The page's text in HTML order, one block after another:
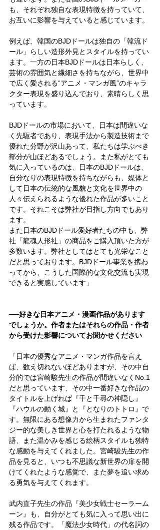
も、それぞれ独自な表現特徴を持っていて、
お互いに影響を与えていると感じています。
例えば、韓国のBJDドールは独自の「韓流ド
ール」らしい造形外見とスタイルを持ってい
ます。一方の日本BJDドールは日本らしく、
芸術の雰囲気と繊細さを持ちながら、世界中
で広く愛される“アニメ・マンガ風”のキャラ
クター表現を盛り込んでおり、素晴らしく思
っています。
BJDドールの市場において、日本は間違いな
く先駆者であり、表現手法から製造技術まで
優れた分野が沢山あって、私たちは学ぶべき
部分が山ほどあるでしょう。また私がとても
気に入っているのは、日本のBJDドールは、
自分なりの表現特徴を持ちながらも、媒体と
して日本の伝統的な風貌と文化を世界中の
人々伝えられるような優れた作品が多いこと
です。それこそは弊社が目指し方向でもあり
ます。
また日本のBJDドール愛好者たちの中も、弊
社「龍魂人形社」の商品をご購入頂いた方が
多数います。弊社としてはとても光栄なこと
だと思っております。BJDドール事業を携わ
ってから、こうした国際的な文化交流も実現
できると実感しています」
──好きな日本アニメ・漫画作品があります
でしょうか。作者またはそれらの作品・作者
から受けた影響についてお聞かせください
「日本の優秀なアニメ・マンガ作品を言え
ば、数え切れないほどありますが、その中自
分的では宮崎駿先生の作品が間違いなくNo.1
だと思っています、その中一番好きな作品の
タイトルを上げれば『千と千尋の神隠し』
『ハウルの動く城』と『となりのトトロ』で
す。無限にある想像力から生まれたファンタ
ジー的な美しき世界と心を打たれるような物
語、また温かみを感じる絵柄スタイルも独特
な感動を与えてくれました。宮崎駿先生の作
品を見ると、いつも不思議な新世界の扉を開
けてくれたような感覚で、また夢を追い求め
る勇気を与えてくれます。
武内直子先生の作品『美少女戦士セーラーム
ーン』も、自分がとても気に入って思い出に
残る作品です。「魔法少女時代」の代名詞の